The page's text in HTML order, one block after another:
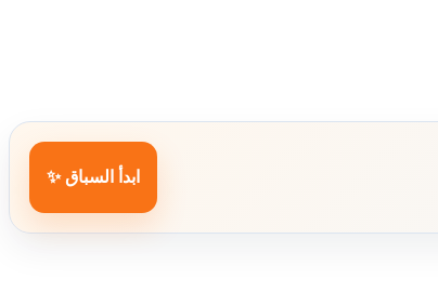
ابدأ السباق ✨